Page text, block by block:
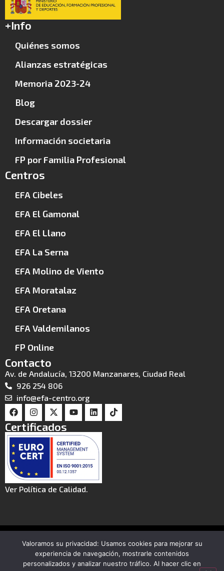
+Info
Quiénes somos
Alianzas estratégicas
Memoria 2023-24
Blog
Descargar dossier
Información societaria
FP por Familia Profesional
Centros
EFA Cibeles
EFA El Gamonal
EFA El Llano
EFA La Serna
EFA Molino de Viento
EFA Moratalaz
EFA Oretana
EFA Valdemilanos
FP Online
Contacto
Av. de Andalucía, 13200 Manzanares, Ciudad Real
926 254 806
info@efa-centro.org
Certificados
Ver Política de Calidad.
© 2026 CIFASA
Aviso legal Política de privacidad
Política de cookies Canal de denuncias
Valoramos su privacidad: Usamos cookies para mejorar su
experiencia de navegación, mostrarle contenidos
personalizados y analizar nuestro tráfico. Al hacer clic en